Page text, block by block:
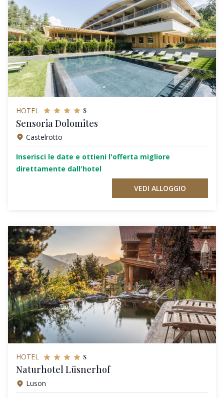
HOTEL s
Sensoria Dolomites
Castelrotto
Inserisci le date e ottieni l'offerta migliore
direttamente dall'hotel
VEDI ALLOGGIO
HOTEL s
Naturhotel Lüsnerhof
Luson